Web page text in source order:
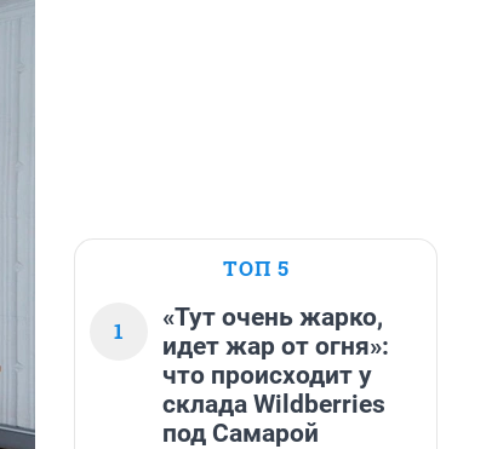
ТОП 5
1
«Тут очень жарко,
идет жар от огня»:
что происходит у
склада Wildberries
под Самарой